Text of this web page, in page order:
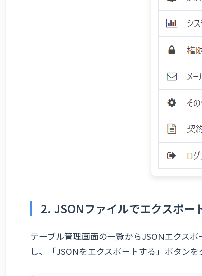
2. JSONファイルでエクスポー
テーブル管理画面の一覧からJSONエクス
し、「JSONをエクスポートする」ボタンを